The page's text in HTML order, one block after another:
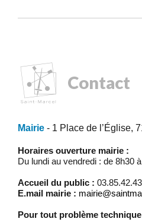
Contact
Mairie - 1 Place de l’Église,
Horaires ouverture mairie :
Du lundi au vendredi : de 8h30
Accueil du public :
E.mail mairie :
Pour tout problème